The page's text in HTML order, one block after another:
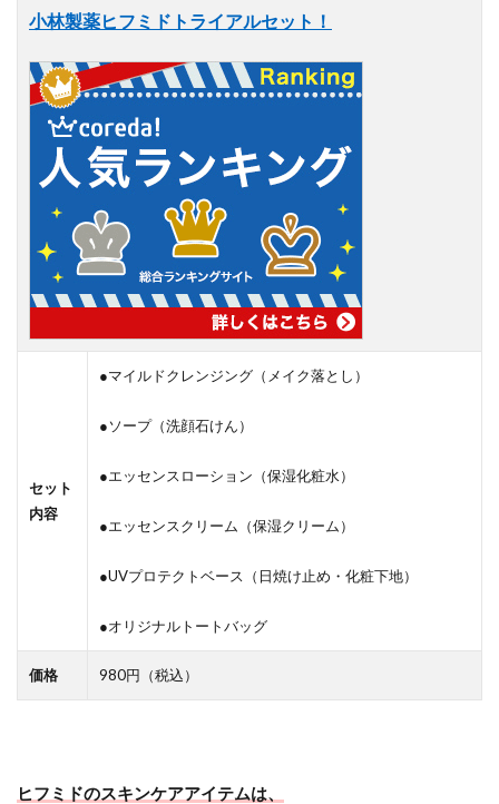
小林製薬ヒフミドトライアルセット！
セット
内容
●マイルドクレンジング（メイク落とし）
●ソープ（洗顔石けん）
●エッセンスローション（保湿化粧水）
●エッセンスクリーム（保湿クリーム）
●UVプロテクトベース（日焼け止め・化粧下地）
●オリジナルトートバッグ
価格 980円（税込）
ヒフミドのスキンケアアイテムは、